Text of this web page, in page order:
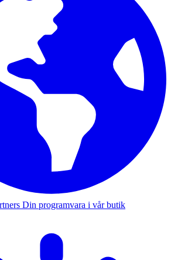
Din programvara i vår butik